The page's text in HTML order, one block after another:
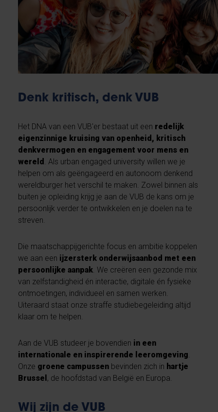
Denk kritisch, denk VUB
Het DNA van een VUB'er bestaat uit een redelijk
eigenzinnige kruising van openheid, kritisch
denkvermogen en engagement voor mens en
wereld . Als urban engaged university willen we je
helpen om als geëngageerd en autonoom denkend
wereldburger het verschil te maken. Zowel binnen als
buiten je opleiding krijg je aan de VUB de kans om je
persoonlijk verder te ontwikkelen en je doelen na te
streven.
Die maatschappijgerichte focus en ambitie koppelen
we aan een ijzersterk onderwijsaanbod met een
persoonlijke aanpak. We creëren een gezonde mix
van zelfstandigheid én interactie, digitale én fysieke
ontmoetingen, individueel en samen werken.
Uiteraard staat onze straffe studiebegeleiding altijd
klaar om te helpen.
Aan de VUB studeer je bovendien in een
internationale en inspirerende leeromgeving.
Onze groene campussen bevinden zich in hartje
Brussel , de hoofdstad van België en Europa.
Wij zijn de VUB